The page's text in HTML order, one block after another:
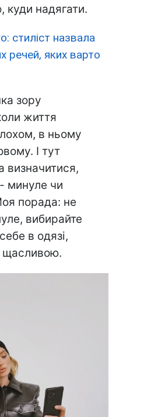
куди надягати.
стиліст назвала
речей, яких варто
зору
життя
в ньому
І тут
визначитися,
минуле чи
порада: не
вибирайте
в одязі,
щасливою.